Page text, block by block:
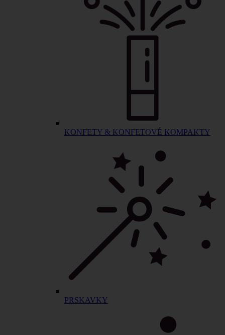
KONFETY & KONFETOVÉ KOMPAKTY
PRSKAVKY